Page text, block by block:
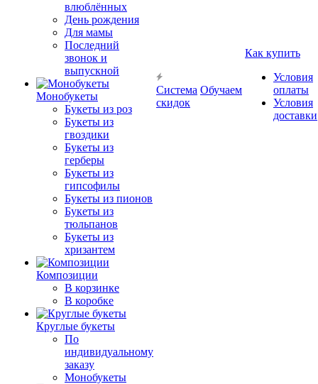
влюблённых
День рождения
Для мамы
Последний
звонок и
выпускной
Монобукеты
Букеты из роз
Букеты из
гвоздики
Букеты из
герберы
Букеты из
гипсофилы
Букеты из пионов
Букеты из
тюльпанов
Букеты из
хризантем
Композиции
В корзинке
В коробке
Круглые букеты
По
индивидуальному
заказу
Монобукеты
Система
скидок
Обучаем
Как купить
Условия
оплаты
Условия
доставки